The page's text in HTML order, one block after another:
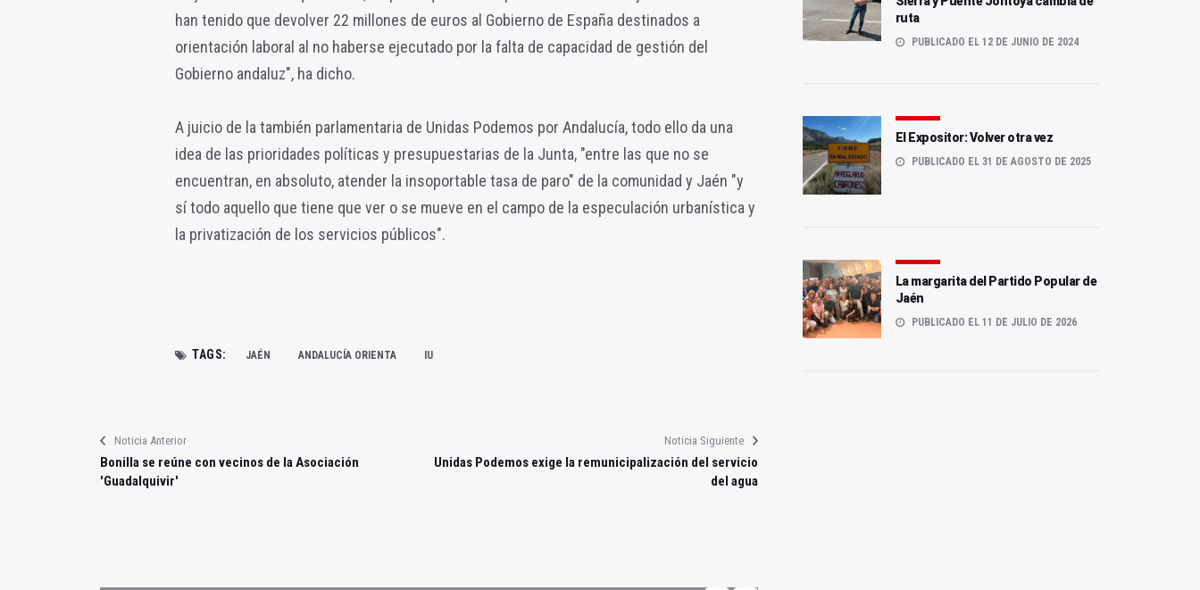
han tenido que devolver 22 millones de euros al Gobierno de España destinados a
orientación laboral al no haberse ejecutado por la falta de capacidad de gestión del
Gobierno andaluz", ha dicho.
A juicio de la también parlamentaria de Unidas Podemos por Andalucía, todo ello da una
idea de las prioridades políticas y presupuestarias de la Junta, "entre las que no se
encuentran, en absoluto, atender la insoportable tasa de paro" de la comunidad y Jaén "y
sí todo aquello que tiene que ver o se mueve en el campo de la especulación urbanística y
la privatización de los servicios públicos".
TAGS: JAÉN ANDALUCÍA ORIENTA IU
Noticia Anterior
Bonilla se reúne con vecinos de la Asociación
'Guadalquivir'
Noticia Siguiente
Unidas Podemos exige la remunicipalización del servicio
del agua
ruta
PUBLICADO EL 12 DE JUNIO DE 2024
El Expositor: Volver otra vez
PUBLICADO EL 31 DE AGOSTO DE 2025
La margarita del Partido Popular de
Jaén
PUBLICADO EL 11 DE JULIO DE 2026